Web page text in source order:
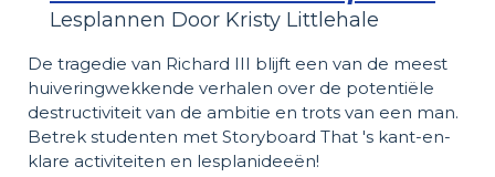
Lesplannen Door Kristy Littlehale
De tragedie van Richard III blijft een van de meest
huiveringwekkende verhalen over de potentiële
destructiviteit van de ambitie en trots van een man.
Betrek studenten met Storyboard That 's kant-en-
klare activiteiten en lesplanideeën!